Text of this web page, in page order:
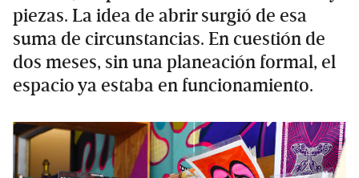
piezas. La idea de abrir surgió de esa
suma de circunstancias. En cuestión de
dos meses, sin una planeación formal, el
espacio ya estaba en funcionamiento.